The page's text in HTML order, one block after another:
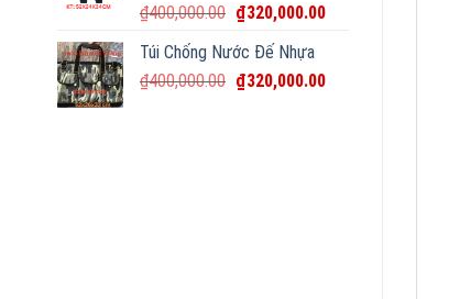
Rated5.00
out of 5
₫400,000.00 ₫320,000.00
Túi Chống Nước Đế Nhựa
₫400,000.00 ₫320,000.00